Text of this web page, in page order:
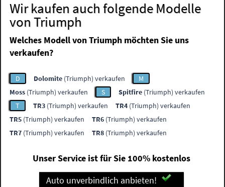
Wir kaufen auch folgende Modelle
von Triumph
Welches Modell von Triumph möchten Sie uns
verkaufen?
D Dolomite (Triumph) verkaufen
M
Moss (Triumph) verkaufen S Spitfire (Triumph) verkaufen
T
TR3 (Triumph) verkaufen TR4 (Triumph) verkaufen
TR5 (Triumph) verkaufen TR6 (Triumph) verkaufen
TR7 (Triumph) verkaufen TR8 (Triumph) verkaufen
Unser Service ist für Sie 100% kostenlos
Auto unverbindlich anbieten!